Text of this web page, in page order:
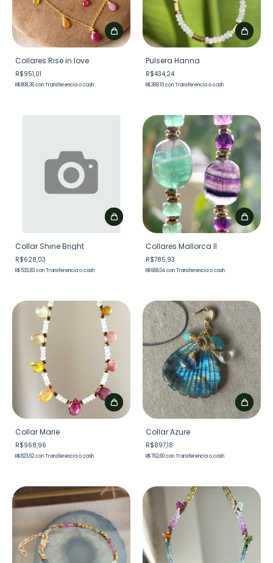
Collares Rise in love
R$951,01
R$808,36conTransferencia o cash
Pulsera Hanna
R$434,24
R$369,10conTransferencia o cash
Collar Shine Bright
R$628,03
R$533,83conTransferencia o cash
Collares Mallorca II
R$785,93
R$668,04conTransferencia o cash
Collar Marie
R$968,96
R$823,62conTransferencia o cash
Collar Azure
R$897,18
R$762,60conTransferencia o cash